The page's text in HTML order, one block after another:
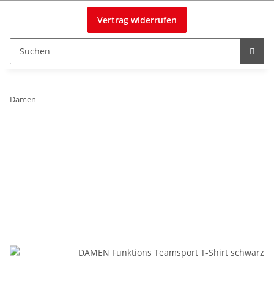
Vertrag widerrufen
Damen